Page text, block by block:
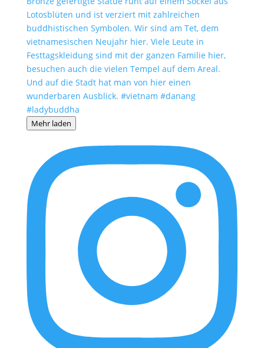
Mehr laden